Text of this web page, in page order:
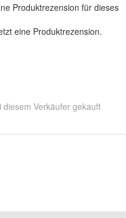
Produktrezension für dieses
eine Produktrezension.
Verkäufer gekauft